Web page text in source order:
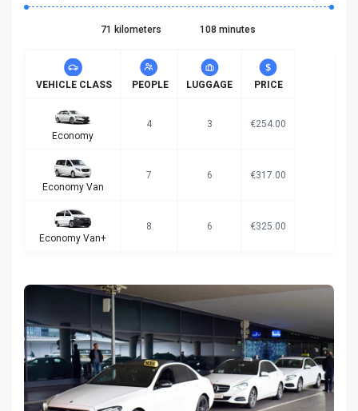
71 kilometers 108 minutes
VEHICLE CLASS PEOPLE LUGGAGE PRICE
Economy
4 3 €254.00
Economy Van
7 6 €317.00
Economy Van+
8 6 €325.00